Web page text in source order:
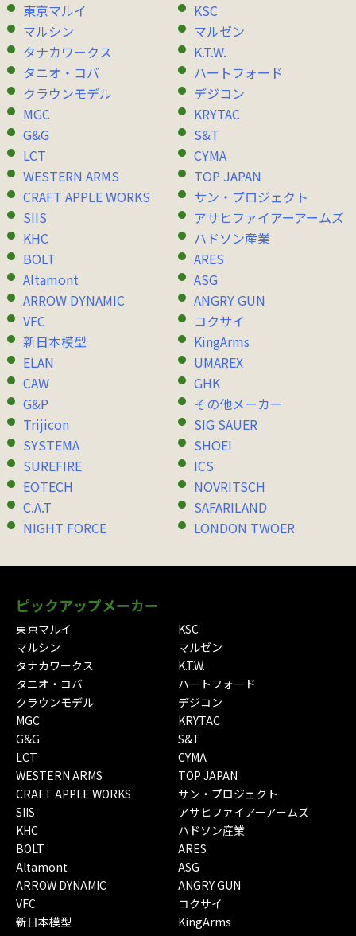
東京マルイ
KSC
マルシン
マルゼン
タナカワークス
K.T.W.
タニオ・コバ
ハートフォード
クラウンモデル
デジコン
MGC
KRYTAC
G&G
S&T
LCT
CYMA
WESTERN ARMS
TOP JAPAN
CRAFT APPLE WORKS
サン・プロジェクト
SIIS
アサヒファイアーアームズ
KHC
ハドソン産業
BOLT
ARES
Altamont
ASG
ARROW DYNAMIC
ANGRY GUN
VFC
コクサイ
新日本模型
KingArms
ELAN
UMAREX
CAW
GHK
G&P
その他メーカー
Trijicon
SIG SAUER
SYSTEMA
SHOEI
SUREFIRE
ICS
EOTECH
NOVRITSCH
C.A.T
SAFARILAND
NIGHT FORCE
LONDON TWOER
ピックアップメーカー
東京マルイ
KSC
マルシン
マルゼン
タナカワークス
K.T.W.
タニオ・コバ
ハートフォード
クラウンモデル
デジコン
MGC
KRYTAC
G&G
S&T
LCT
CYMA
WESTERN ARMS
TOP JAPAN
CRAFT APPLE WORKS
サン・プロジェクト
SIIS
アサヒファイアーアームズ
KHC
ハドソン産業
BOLT
ARES
Altamont
ASG
ARROW DYNAMIC
ANGRY GUN
VFC
コクサイ
新日本模型
KingArms